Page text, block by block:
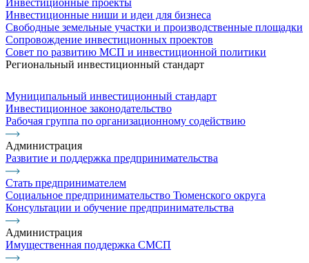
Инвестиционные проекты
Инвестиционные ниши и идеи для бизнеса
Свободные земельные участки и производственные площадки
Сопровождение инвестиционных проектов
Совет по развитию МСП и инвестиционной политики
Региональный инвестиционный стандарт
Муниципальный инвестиционный стандарт
Инвестиционное законодательство
Рабочая группа по организационному содействию
Администрация
Развитие и поддержка предпринимательства
Стать предпринимателем
Социальное предпринимательство Тюменского округа
Консультации и обучение предпринимательства
Администрация
Имущественная поддержка СМСП